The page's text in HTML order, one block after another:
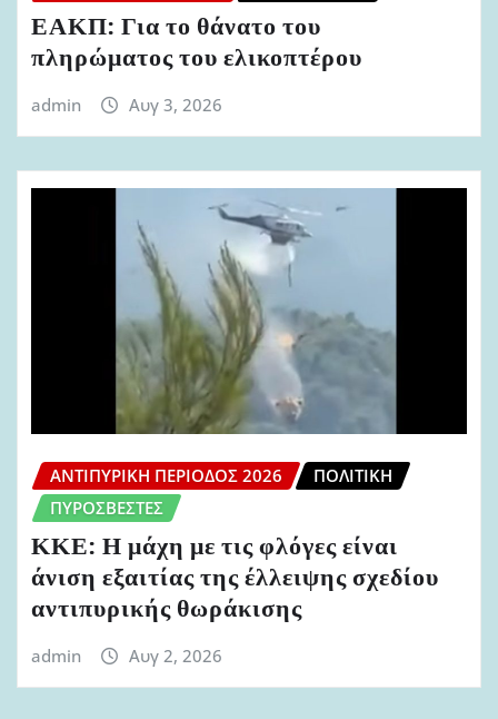
ΕΑΚΠ: Για το θάνατο του
πληρώματος του ελικοπτέρου
admin Αυγ 3, 2026
ΑΝΤΙΠΥΡΙΚΉ ΠΕΡΊΟΔΟΣ 2026
ΠΟΛΙΤΙΚΉ
ΠΥΡΟΣΒΈΣΤΕΣ
ΚΚΕ: Η μάχη με τις φλόγες είναι
άνιση εξαιτίας της έλλειψης σχεδίου
αντιπυρικής θωράκισης
admin Αυγ 2, 2026